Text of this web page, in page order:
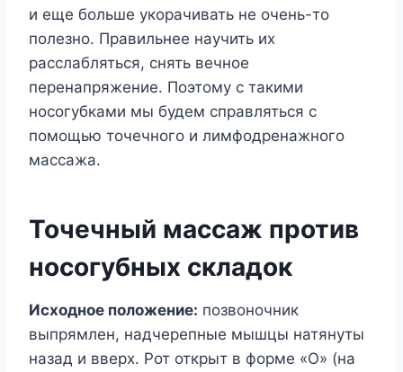
и еще больше укорачивать не очень-то
полезно. Правильнее научить их
расслабляться, снять вечное
перенапряжение. Поэтому с такими
носогубками мы будем справляться с
помощью точечного и лимфодренажного
массажа.
Точечный массаж против
носогубных складок
Исходное положение: позвоночник
выпрямлен, надчерепные мышцы натянуты
назад и вверх. Рот открыт в форме «О» (на